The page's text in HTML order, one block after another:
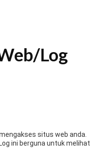
Log
situs web anda.
ini berguna untuk melihat